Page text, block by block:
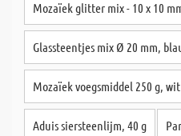
Mozaïek glitter mix - 10 x 10
Glassteentjes mix Ø 20 mm,
Mozaïek voegsmiddel 250 g, wit
Aduis siersteenlijm, 40 g